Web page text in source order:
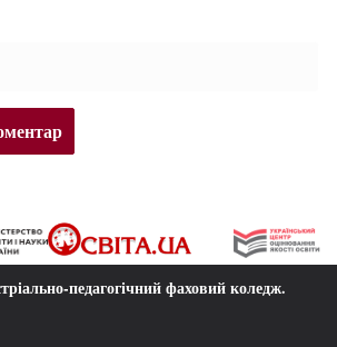
педагогічний фаховий коледж.